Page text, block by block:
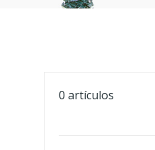
0 artículos